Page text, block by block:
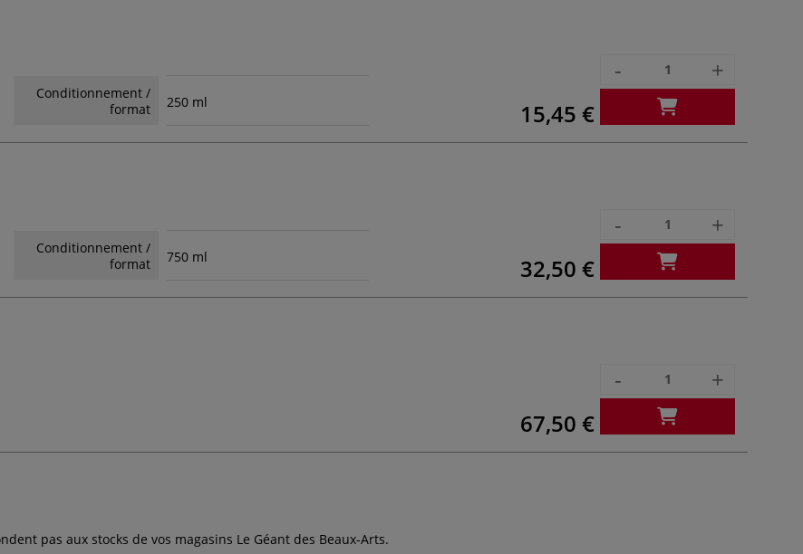
Conditionnement /
format
250 ml 15,45 €
- +
Conditionnement /
format
750 ml 32,50 €
- +
67,50 €
- +
pas aux stocks de vos magasins Le Géant des Beaux-Arts.